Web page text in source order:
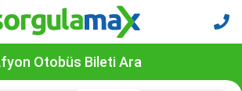
Otobüs Bileti Ara